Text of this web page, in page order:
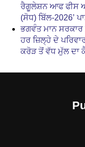
ਰੈਗੂਲੇਸ਼ਨ ਆਫ ਫੀਸ
(ਸੋਧ) ਬਿੱਲ-2026’
ਭਗਵੰਤ ਮਾਨ ਸਰਕਾਰ
ਹਰ ਜ਼ਿਲ੍ਹੇ ਦੇ
ਕਰੋੜ ਤੋਂ ਵੱਧ ਮੁੱਲ ਦਾ